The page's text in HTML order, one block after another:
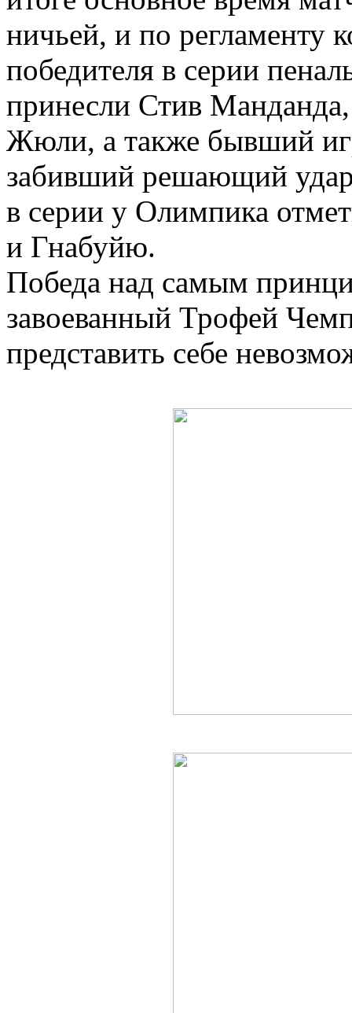
ничьей, и по регламенту
победителя в серии
принесли Стив
Жюли, а также бывший
забивший решающий
в серии у Олимпика
и Гнабуйю.
Победа над самым
завоеванный Трофей
представить себе